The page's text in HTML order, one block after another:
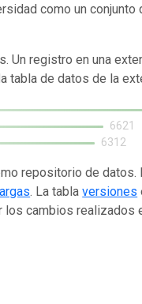
como un
registro en una
tabla de datos de la
6621
6312
repositorio de
. La tablaversiones
cambios realizados